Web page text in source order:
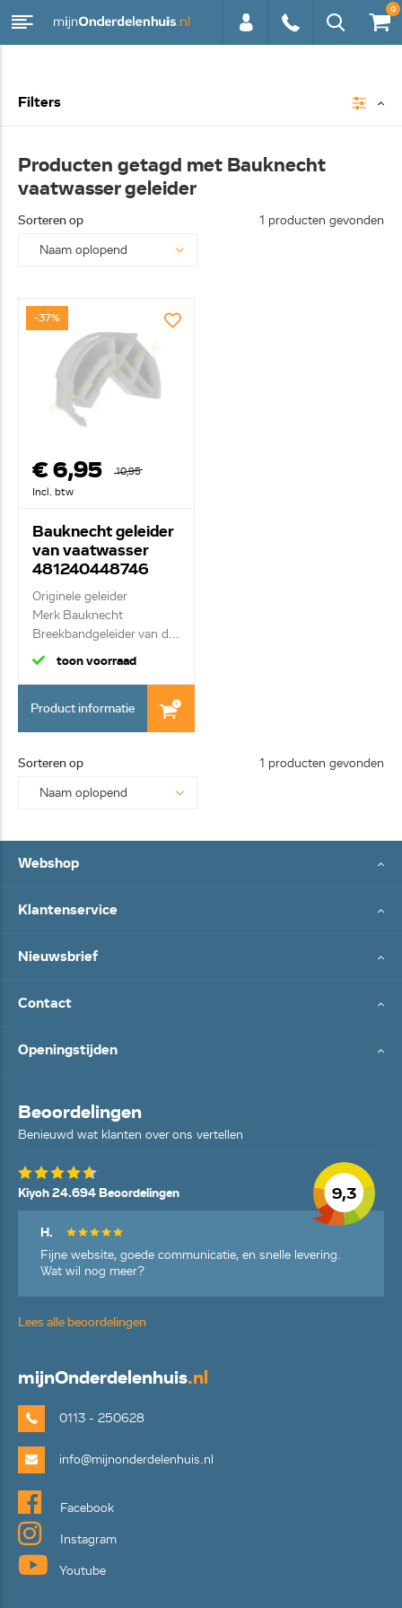
0
Filters
Producten getagd met Bauknecht
vaatwasser geleider
Sorteren op 1 producten gevonden
-37%
€ 6,95
10,95
Incl. btw
Bauknecht geleider
van vaatwasser
481240448746
Originele geleider
Merk Bauknecht
Breekbandgeleider van d...
toon voorraad
Product informatie
Sorteren op 1 producten gevonden
Webshop
Klantenservice
Nieuwsbrief
Contact
Openingstijden
Beoordelingen
Benieuwd wat klanten over ons vertellen
9,3
Kiyoh 24.694 Beoordelingen
H.
Fijne website, goede communicatie, en snelle levering.
Wat wil nog meer?
Lees alle beoordelingen
mijnOnderdelenhuis.nl
0113 - 250628
info@mijnonderdelenhuis.nl
Facebook
Instagram
Youtube